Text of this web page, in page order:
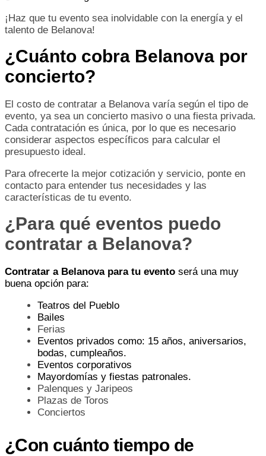
¡Haz que tu evento sea inolvidable con la energía y el
talento de Belanova!
¿Cuánto cobra Belanova por
concierto?
El costo de contratar a Belanova varía según el tipo de
evento, ya sea un concierto masivo o una fiesta privada.
Cada contratación es única, por lo que es necesario
considerar aspectos específicos para calcular el
presupuesto ideal.
Para ofrecerte la mejor cotización y servicio, ponte en
contacto para entender tus necesidades y las
características de tu evento.
¿Para qué eventos puedo
contratar a Belanova?
Contratar a Belanova para tu evento será una muy
buena opción para:
Teatros del Pueblo
Bailes
Ferias
Eventos privados como: 15 años, aniversarios,
bodas, cumpleaños.
Eventos corporativos
Mayordomías y fiestas patronales.
Palenques y Jaripeos
Plazas de Toros
Conciertos
¿Con cuánto tiempo de